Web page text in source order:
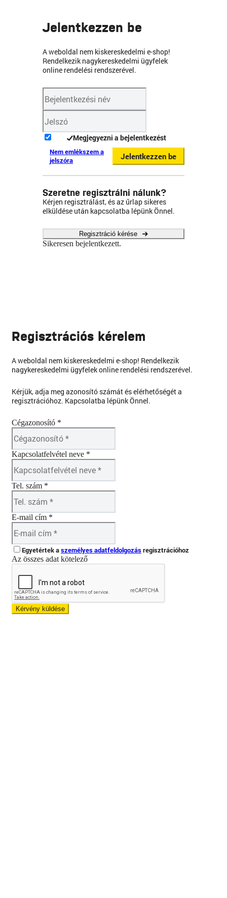
Jelentkezzen be
A weboldal nem kiskereskedelmi e-shop!
Rendelkezik nagykereskedelmi ügyfelek
online rendelési rendszerével.
Megjegyezni a bejelentkezést
Nem emlékszem a
jelszóra
Jelentkezzen be
Szeretne regisztrálni nálunk?
Kérjen regisztrálást, és az űrlap sikeres
elküldése után kapcsolatba lépünk Önnel.
Regisztráció kérése
Sikeresen bejelentkezett.
Regisztrációs kérelem
A weboldal nem kiskereskedelmi e-shop! Rendelkezik
nagykereskedelmi ügyfelek online rendelési rendszerével.
Kérjük, adja meg azonosító számát és elérhetőségét a
regisztrációhoz. Kapcsolatba lépünk Önnel.
Cégazonosító *
Kapcsolatfelvétel neve *
Tel. szám *
E-mail cím *
Egyetértek aszemélyes adatfeldolgozásregisztrációhoz
Az összes adat kötelező
Kérvény küldése